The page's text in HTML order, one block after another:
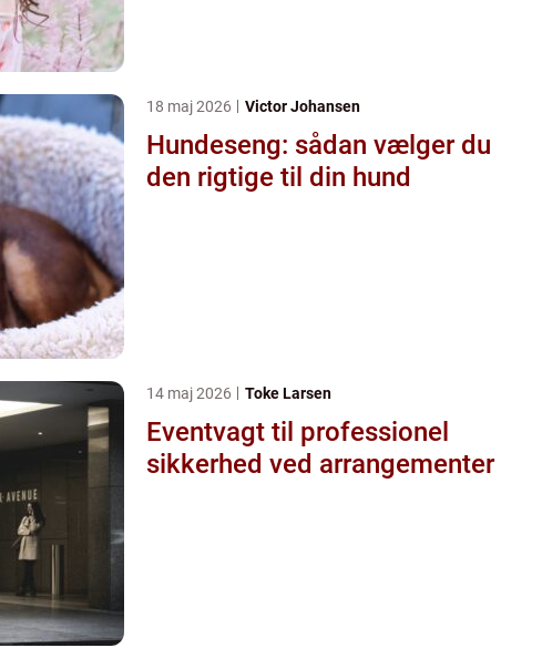
18 maj 2026 Victor Johansen
Hundeseng: sådan vælger du
den rigtige til din hund
14 maj 2026 Toke Larsen
Eventvagt til professionel
sikkerhed ved arrangementer